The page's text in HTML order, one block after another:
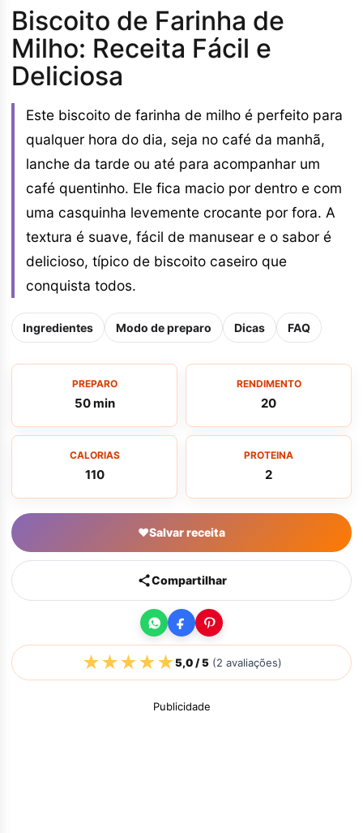
Biscoito de Farinha de
Milho: Receita Fácil e
Deliciosa
Este biscoito de farinha de milho é perfeito para
qualquer hora do dia, seja no café da manhã,
lanche da tarde ou até para acompanhar um
café quentinho. Ele fica macio por dentro e com
uma casquinha levemente crocante por fora. A
textura é suave, fácil de manusear e o sabor é
delicioso, típico de biscoito caseiro que
conquista todos.
Ingredientes Modo de preparo Dicas FAQ
PREPARO
50 min
RENDIMENTO
20
CALORIAS
110
PROTEINA
2
♥Salvar receita
Compartilhar
★★★★★5,0/ 5(2 avaliações)
Publicidade